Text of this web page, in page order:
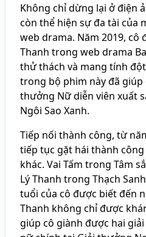
Không chỉ dừng lại ở điện
còn thể hiện sự đa tài của
web drama. Năm 2019, cô
Thanh trong web drama
thử thách và mang tính
trong bộ phim này đã
thưởng Nữ diễn viên xuất
Ngôi Sao Xanh.
Tiếp nối thành công, từ
tiếp tục gặt hái thành
khác. Vai Tấm trong Tâm
Lý Thanh trong Thạch
tuổi của cô được biết đến
Thanh không chỉ được
giúp cô giành được hai